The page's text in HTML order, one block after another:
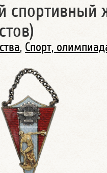
, Спорт,